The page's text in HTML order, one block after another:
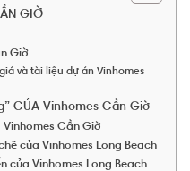
GIỜ
Giờ
và tài liệu dự án Vinhomes
CỦA Vinhomes Cần Giờ
Vinhomes Cần Giờ
của Vinhomes Long Beach
của Vinhomes Long Beach